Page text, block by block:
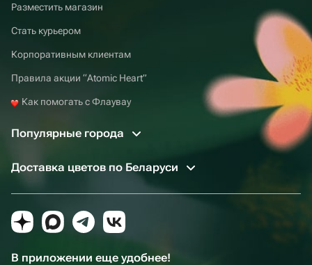
Разместить магазин
Стать курьером
Корпоративным клиентам
Правила акции “Atomic Heart”
Как помогать с Флаувау
Популярные города
Доставка цветов по Беларуси
В приложении еще удобнее!